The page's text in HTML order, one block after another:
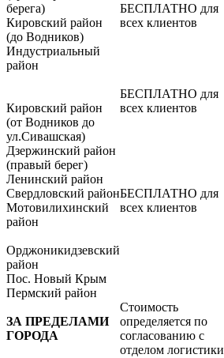
берега)
Кировский район
(до Водников)
Индустриальный
район
Кировский район
(от Водников до
ул.Сивашская)
Дзержинский район
(правый берег)
Ленинский район
Свердловский район
Мотовилихинский
район
Орджоникидзевский
район
Пос. Новый Крым
Пермский район
БЕСПЛАТНО для
всех клиентов
БЕСПЛАТНО для
всех клиентов
БЕСПЛАТНО для
всех клиентов
ЗА ПРЕДЕЛАМИ
ГОРОДА
Стоимость
определяется по
согласованию с
отделом логистики